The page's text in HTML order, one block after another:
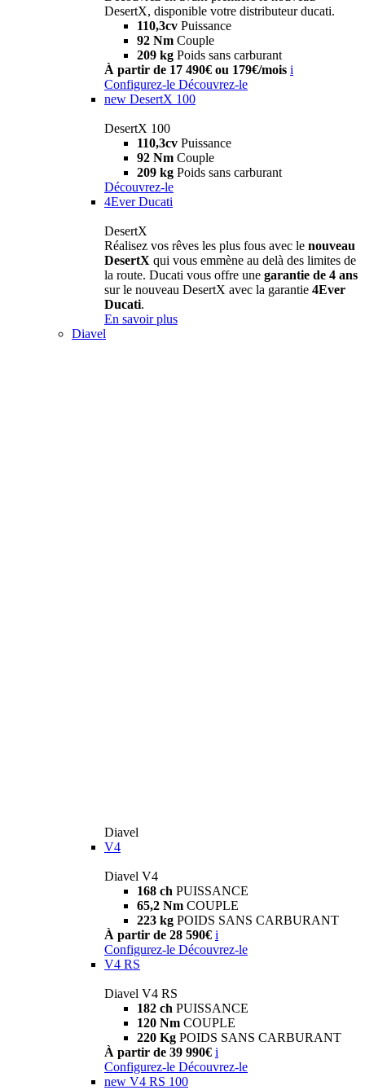
DesertX, disponible votre distributeur ducati.
110,3cv Puissance
92 Nm Couple
209 kg Poids sans carburant
À partir de 17 490€ ou 179€/mois i
Configurez-le Découvrez-le
new DesertX 100
DesertX 100
110,3cv Puissance
92 Nm Couple
209 kg Poids sans carburant
Découvrez-le
4Ever Ducati
DesertX
Réalisez vos rêves les plus fous avec le nouveau
DesertX qui vous emmène au delà des limites de
la route. Ducati vous offre une garantie de 4 ans
sur le nouveau DesertX avec la garantie 4Ever
Ducati.
En savoir plus
Diavel
Diavel
V4
Diavel V4
168 ch PUISSANCE
65,2 Nm COUPLE
223 kg POIDS SANS CARBURANT
À partir de 28 590€ i
Configurez-le Découvrez-le
V4 RS
Diavel V4 RS
182 ch PUISSANCE
120 Nm COUPLE
220 Kg POIDS SANS CARBURANT
À partir de 39 990€ i
Configurez-le Découvrez-le
new V4 RS 100